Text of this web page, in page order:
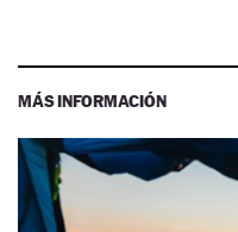
MÁS INFORMACIÓN